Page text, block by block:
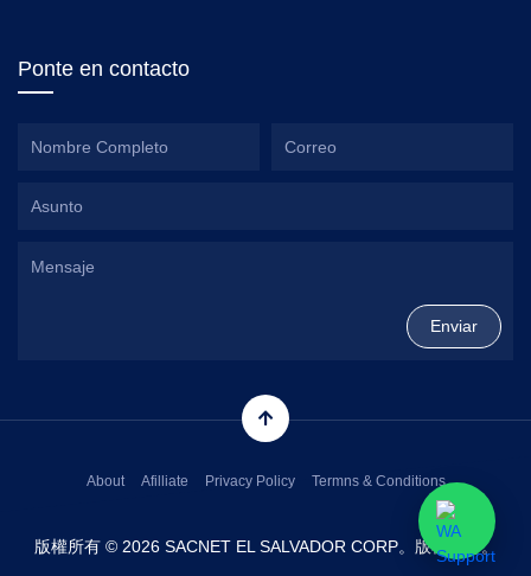
Ponte en contacto
版權所有 © 2026 SACNET EL SALVADOR CORP。版權所有。
About Afilliate Privacy Policy Termns & Conditions